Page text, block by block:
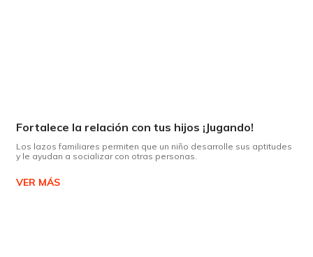
Fortalece la relación con tus hijos ¡Jugando!
Los lazos familiares permiten que un niño desarrolle sus aptitudes
y le ayudan a socializar con otras personas.
VER MÁS